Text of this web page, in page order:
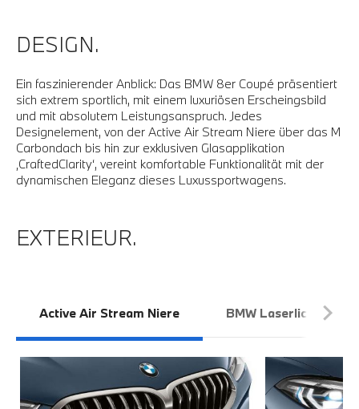
DESIGN.
Ein faszinierender Anblick: Das BMW 8er Coupé präsentiert
sich extrem sportlich, mit einem luxuriösen Erscheingsbild
und mit absolutem Leistungsanspruch. Jedes
Designelement, von der Active Air Stream Niere über das M
Carbondach bis hin zur exklusiven Glasapplikation
‚CraftedClarity‘, vereint komfortable Funktionalität mit der
dynamischen Eleganz dieses Luxussportwagens.
EXTERIEUR.
Active Air Stream Niere BMW Laserlicht